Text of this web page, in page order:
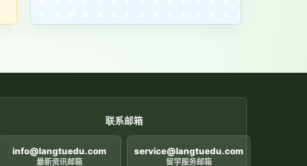
联系邮箱
info@langtuedu.com
最新资讯邮箱
service@langtuedu.com
留学服务邮箱